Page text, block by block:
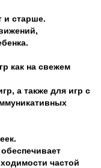
и старше.
как на свежем
а также для игр с
частой